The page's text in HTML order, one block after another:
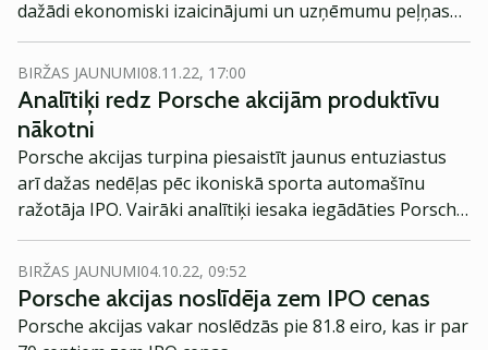
dažādi ekonomiski izaicinājumi un uzņēmumu peļņas
rezultāti, kas, viennozīmīgi, ietekmēja arī manā portfelī
esošo uzņēmumu akcijas.
BIRŽAS JAUNUMI08.11.22, 17:00
Analītiķi redz Porsche akcijām produktīvu
nākotni
Porsche akcijas turpina piesaistīt jaunus entuziastus
arī dažas nedēļas pēc ikoniskā sporta automašīnu
ražotāja IPO. Vairāki analītiķi iesaka iegādāties Porsche
akcijas, sakot, ka tās var izturēt grūtus laikus.
BIRŽAS JAUNUMI04.10.22, 09:52
Porsche akcijas noslīdēja zem IPO cenas
Porsche akcijas vakar noslēdzās pie 81.8 eiro, kas ir par